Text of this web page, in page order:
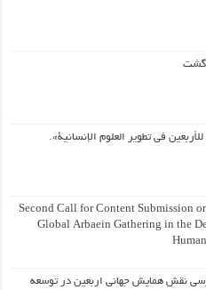
في تطوير العلوم الإنسانية».
Second Call for Content Submission
Global Arbaein Gathering in the
نقش همایش جهانی اربعین در توسعه